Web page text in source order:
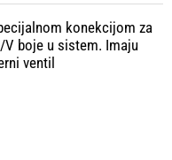
konekcijom za
V boje u sistem. Imaju
ventil